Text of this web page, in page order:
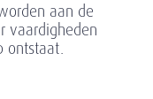
aan de
vaardigheden
ontstaat.